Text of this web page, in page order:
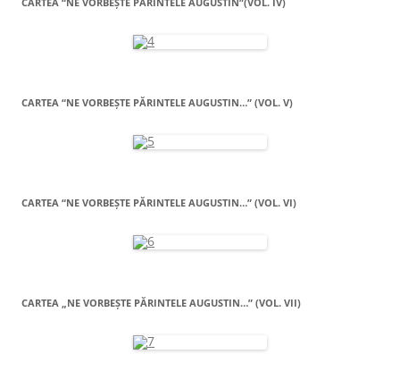
CARTEA “NE VORBEŞTE PĂRINTELE AUGUSTIN…” (VOL. V)
CARTEA “NE VORBEŞTE PĂRINTELE AUGUSTIN…” (VOL. VI)
CARTEA „NE VORBEŞTE PĂRINTELE AUGUSTIN…” (VOL. VII)